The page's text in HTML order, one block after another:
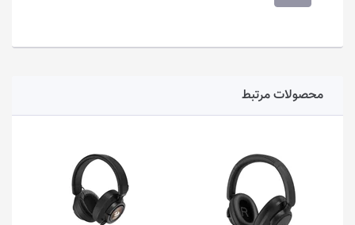
محصولات مرتبط